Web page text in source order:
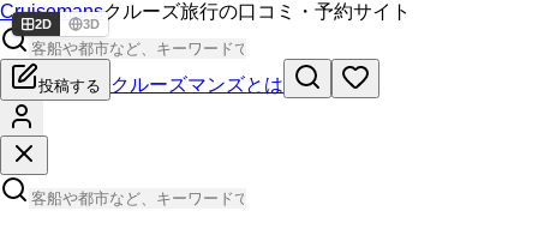
Cruisemansクルーズ旅行の口コミ・予約サイト
投稿する クルーズマンズとは
2D 3D